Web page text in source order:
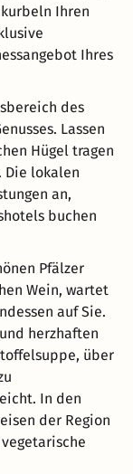
Ihren
Ihres
des
Lassen
Hügel tragen
Die lokalen
an,
buchen
Pfälzer
Wein, wartet
auf Sie.
herzhaften
über
In den
der Region